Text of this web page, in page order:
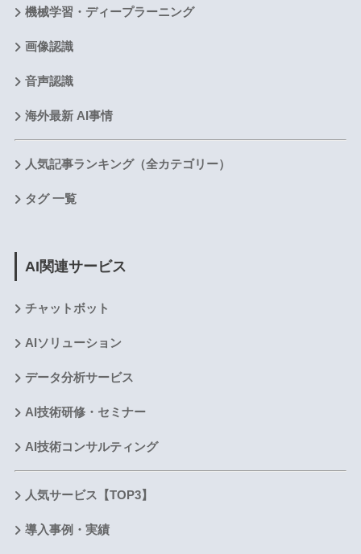
機械学習・ディープラーニング
画像認識
音声認識
海外最新 AI事情
人気記事ランキング（全カテゴリー）
タグ 一覧
AI関連サービス
チャットボット
AIソリューション
データ分析サービス
AI技術研修・セミナー
AI技術コンサルティング
人気サービス【TOP3】
導入事例・実績